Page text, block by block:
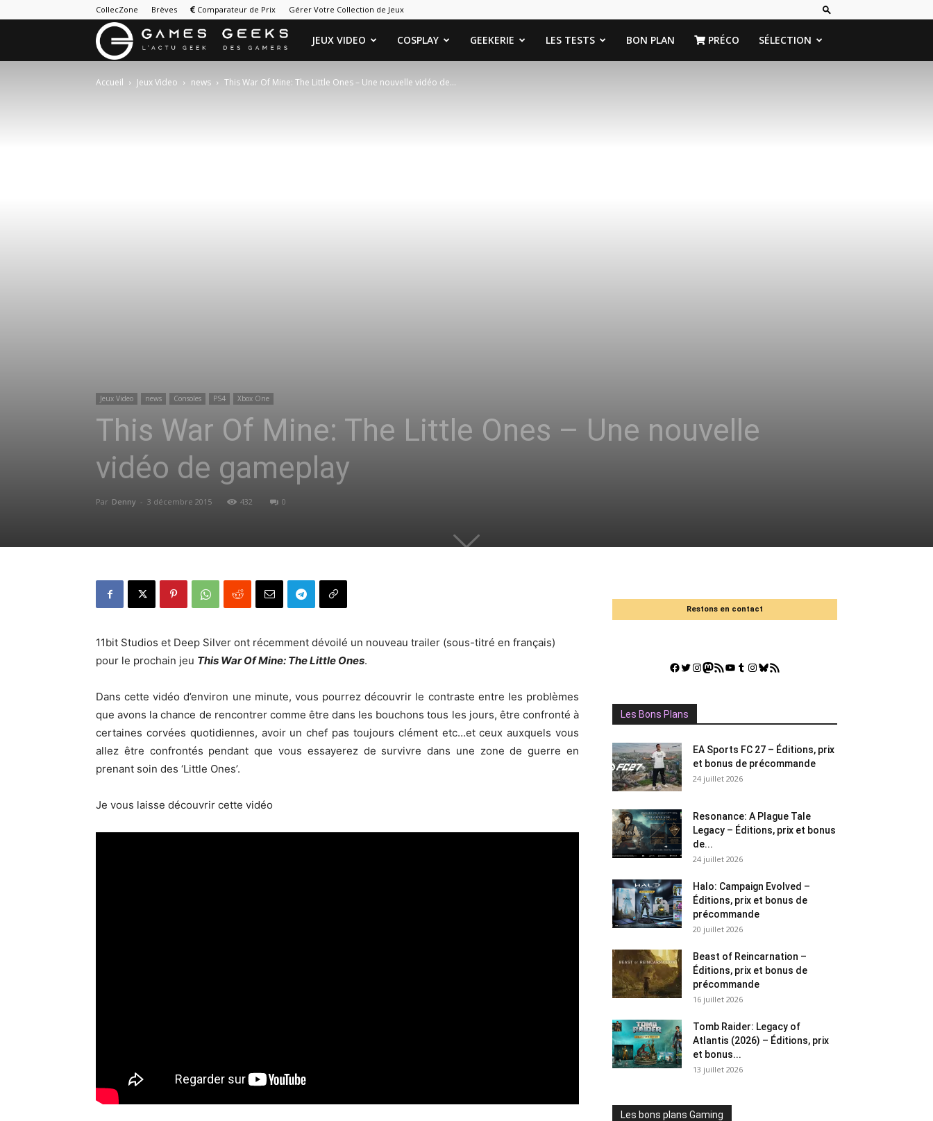
CollecZone Brèves Comparateur de Prix Gérer Votre Collection de Jeux
Games
&
JEUX VIDEO COSPLAY GEEKERIE LES TESTS BON PLAN PRÉCO SÉLECTION
Accueil Jeux Video news This War Of Mine: The Little Ones – Une nouvelle vidéo de...
Jeux Video news Consoles PS4 Xbox One
This War Of Mine: The Little Ones – Une nouvelle
vidéo de gameplay
Par Denny - 3 décembre 2015 432 0
11bit Studios et Deep Silver ont récemment dévoilé un nouveau trailer (sous-titré en français)
pour le prochain jeu This War Of Mine: The Little Ones.
Dans cette vidéo d’environ une minute, vous pourrez découvrir le contraste entre les problèmes
que avons la chance de rencontrer comme être dans les bouchons tous les jours, être confronté à
certaines corvées quotidiennes, avoir un chef pas toujours clément etc…et ceux auxquels vous
allez être confrontés pendant que vous essayerez de survivre dans une zone de guerre en
prenant soin des ‘Little Ones’.
Je vous laisse découvrir cette vidéo
Restons en contact
Facebook
Twitter
Instagram
Mastodon
Flux RSSYouTube
Tumblr
Instagram
Bluesky
GestGame
Les Bons Plans
EA Sports FC 27 – Éditions, prix
et bonus de précommande
24 juillet 2026
Resonance: A Plague Tale
Legacy – Éditions, prix et bonus
de...
24 juillet 2026
Halo: Campaign Evolved –
Éditions, prix et bonus de
précommande
20 juillet 2026
Beast of Reincarnation –
Éditions, prix et bonus de
précommande
16 juillet 2026
Tomb Raider: Legacy of
Atlantis (2026) – Éditions, prix
et bonus...
13 juillet 2026
Les bons plans Gaming